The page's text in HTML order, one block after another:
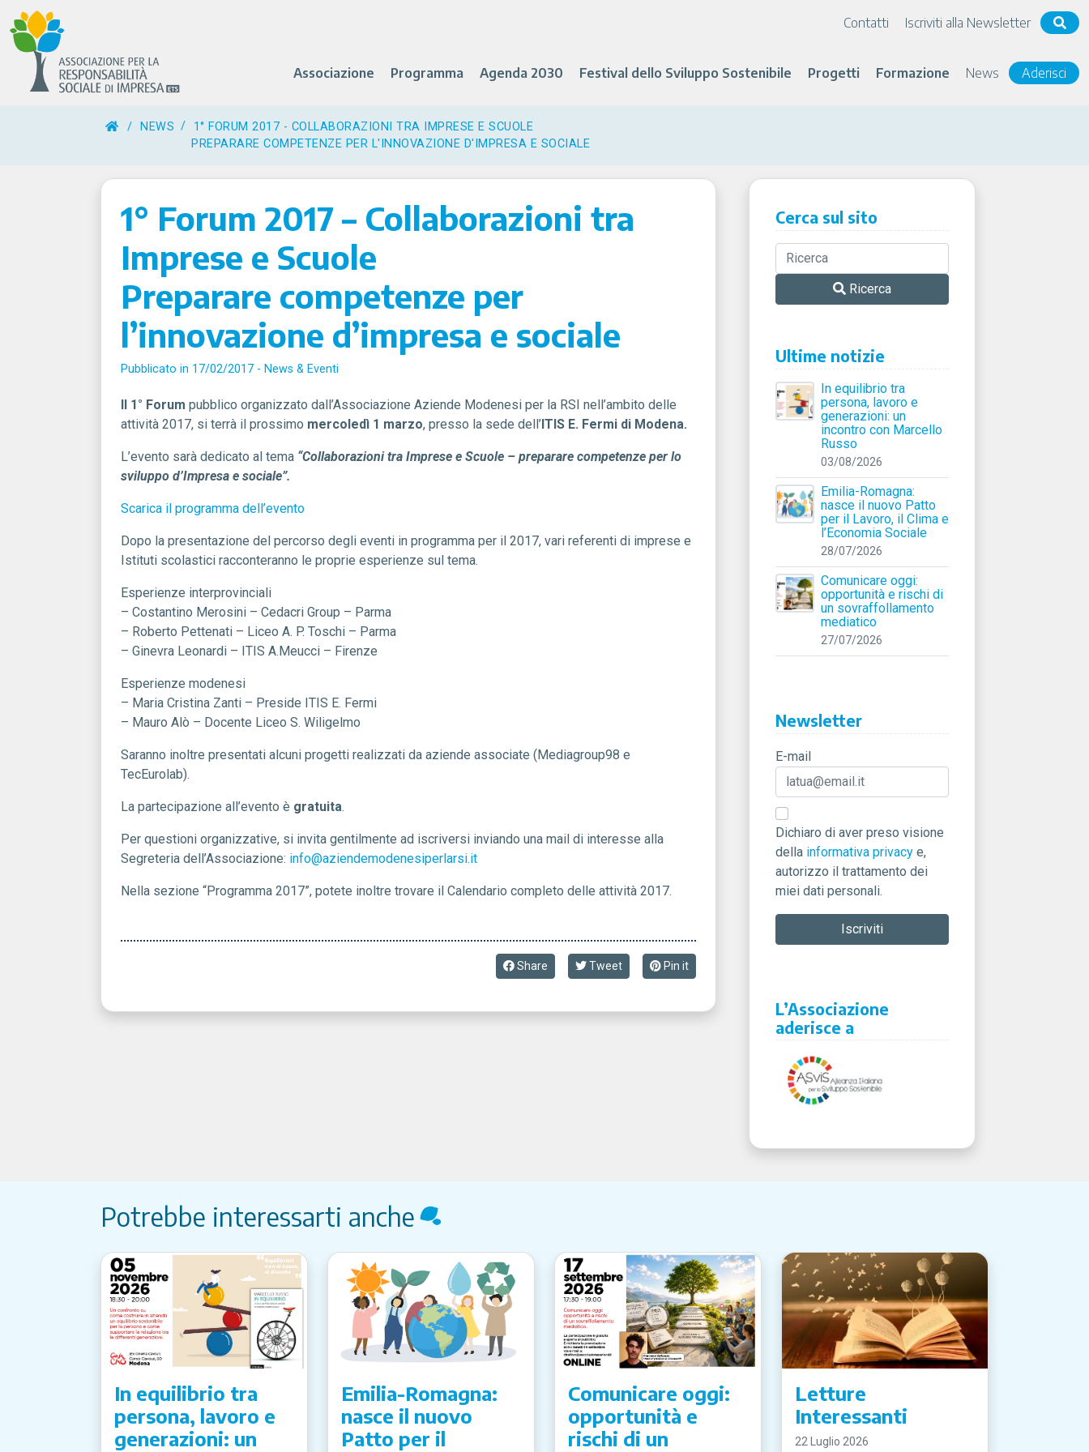
Contatti Iscriviti alla Newsletter
Associazione Programma Agenda 2030 Festival dello Sviluppo Sostenibile Progetti Formazione News Aderisci
/ NEWS
1° FORUM 2017 - COLLABORAZIONI TRA IMPRESE E SCUOLE
PREPARARE COMPETENZE PER L'INNOVAZIONE D'IMPRESA E SOCIALE
1° Forum 2017 – Collaborazioni tra
Imprese e Scuole
Preparare competenze per
l’innovazione d’impresa e sociale
Pubblicato in 17/02/2017 - News & Eventi
Il 1° Forum pubblico organizzato dall’Associazione Aziende Modenesi per la RSI nell’ambito delle
attività 2017, si terrà il prossimo mercoledì 1 marzo, presso la sede dell’ITIS E. Fermi di Modena.
L’evento sarà dedicato al tema “Collaborazioni tra Imprese e Scuole – preparare competenze per lo
sviluppo d’Impresa e sociale”.
Scarica il programma dell’evento
Dopo la presentazione del percorso degli eventi in programma per il 2017, vari referenti di imprese e
Istituti scolastici racconteranno le proprie esperienze sul tema.
Esperienze interprovinciali
– Costantino Merosini – Cedacri Group – Parma
– Roberto Pettenati – Liceo A. P. Toschi – Parma
– Ginevra Leonardi – ITIS A.Meucci – Firenze
Esperienze modenesi
– Maria Cristina Zanti – Preside ITIS E. Fermi
– Mauro Alò – Docente Liceo S. Wiligelmo
Saranno inoltre presentati alcuni progetti realizzati da aziende associate (Mediagroup98 e
TecEurolab).
La partecipazione all’evento è gratuita.
Per questioni organizzative, si invita gentilmente ad iscriversi inviando una mail di interesse alla
Segreteria dell’Associazione: info@aziendemodenesiperlarsi.it
Nella sezione “Programma 2017”, potete inoltre trovare il Calendario completo delle attività 2017.
Share Tweet Pin it
Cerca sul sito
Ricerca
Ultime notizie
In equilibrio tra
persona, lavoro e
generazioni: un
incontro con Marcello
Russo
03/08/2026
Emilia-Romagna:
nasce il nuovo Patto
per il Lavoro, il Clima e
l’Economia Sociale
28/07/2026
Comunicare oggi:
opportunità e rischi di
un sovraffollamento
mediatico
27/07/2026
Newsletter
E-mail
Dichiaro di aver preso visione
della informativa privacy e,
autorizzo il trattamento dei
miei dati personali.
L’Associazione
aderisce a
Potrebbe interessarti anche
In equilibrio tra
persona, lavoro e
generazioni: un
Emilia-Romagna:
nasce il nuovo
Patto per il
Comunicare oggi:
opportunità e
rischi di un
Letture
Interessanti
22 Luglio 2026